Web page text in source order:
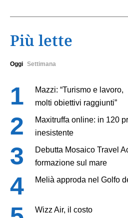
Più lette
Oggi Settimana
Mazzi: “Turismo e lavoro,
molti obiettivi raggiunti”
Maxitruffa online: in 120
inesistente
Debutta Mosaico Travel
formazione sul mare
Melià approda nel Golfo
Wizz Air, il costo